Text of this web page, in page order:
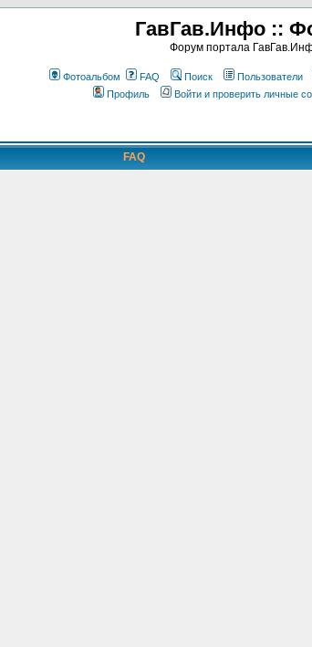
ГавГав.Инфо ::
Форум портала
Фотоальбом FAQ Поиск Пользователи
Профиль
Войти и проверить личные
FAQ